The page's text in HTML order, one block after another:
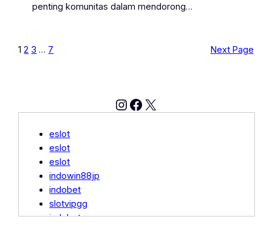
penting komunitas dalam mendorong…
1 2 3 … 7 Next Page
Instagram
Facebook
X
eslot
eslot
eslot
indowin88jp
indobet
slotvipgg
indobet